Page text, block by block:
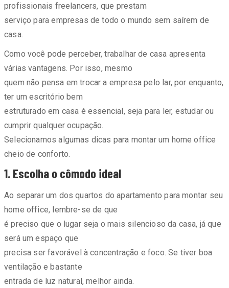
profissionais freelancers, que prestam
serviço para empresas de todo o mundo sem saírem de
casa.
Como você pode perceber, trabalhar de casa apresenta
várias vantagens. Por isso, mesmo
quem não pensa em trocar a empresa pelo lar, por enquanto,
ter um escritório bem
estruturado em casa é essencial, seja para ler, estudar ou
cumprir qualquer ocupação.
Selecionamos algumas dicas para montar um home office
cheio de conforto.
1. Escolha o cômodo ideal
Ao separar um dos quartos do apartamento para montar seu
home office, lembre-se de que
é preciso que o lugar seja o mais silencioso da casa, já que
será um espaço que
precisa ser favorável à concentração e foco. Se tiver boa
ventilação e bastante
entrada de luz natural, melhor ainda.